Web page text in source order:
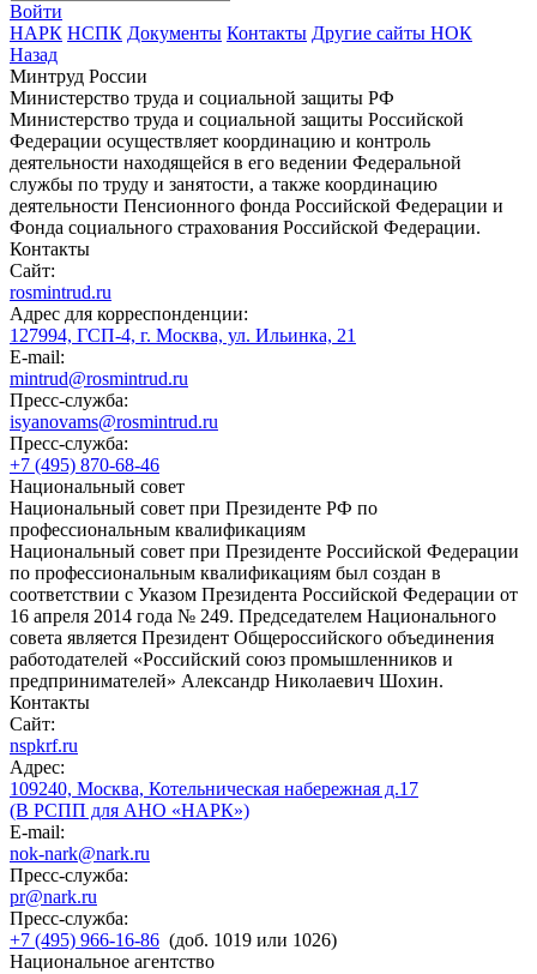
Войти
НАРК НСПК Документы Контакты Другие сайты НОК
Назад
Минтруд России
Министерство труда и социальной защиты РФ
Министерство труда и социальной защиты Российской
Федерации осуществляет координацию и контроль
деятельности находящейся в его ведении Федеральной
службы по труду и занятости, а также координацию
деятельности Пенсионного фонда Российской Федерации и
Фонда социального страхования Российской Федерации.
Контакты
Сайт:
rosmintrud.ru
Адрес для корреспонденции:
127994, ГСП-4, г. Москва, ул. Ильинка, 21
E-mail:
mintrud@rosmintrud.ru
Пресс-служба:
isyanovams@rosmintrud.ru
Пресс-служба:
+7 (495) 870-68-46
Национальный совет
Национальный совет при Президенте РФ по
профессиональным квалификациям
Национальный совет при Президенте Российской Федерации
по профессиональным квалификациям был создан в
соответствии с Указом Президента Российской Федерации от
16 апреля 2014 года № 249. Председателем Национального
совета является Президент Общероссийского объединения
работодателей «Российский союз промышленников и
предпринимателей» Александр Николаевич Шохин.
Контакты
Сайт:
nspkrf.ru
Адрес:
109240, Москва, Котельническая набережная д.17
(В РСПП для АНО «НАРК»)
E-mail:
nok-nark@nark.ru
Пресс-служба:
pr@nark.ru
Пресс-служба:
+7 (495) 966-16-86 (доб. 1019 или 1026)
Национальное агентство